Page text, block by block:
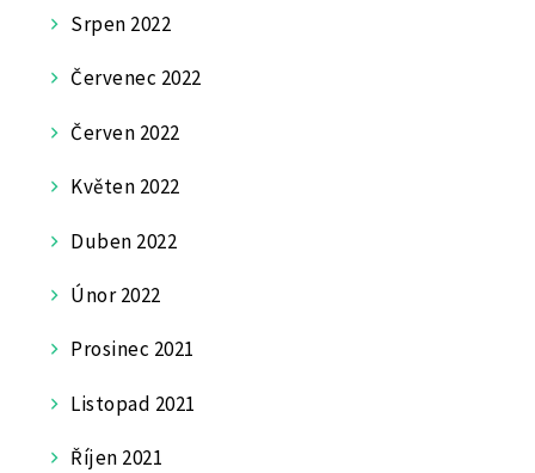
Srpen 2022
Červenec 2022
Červen 2022
Květen 2022
Duben 2022
Únor 2022
Prosinec 2021
Listopad 2021
Říjen 2021